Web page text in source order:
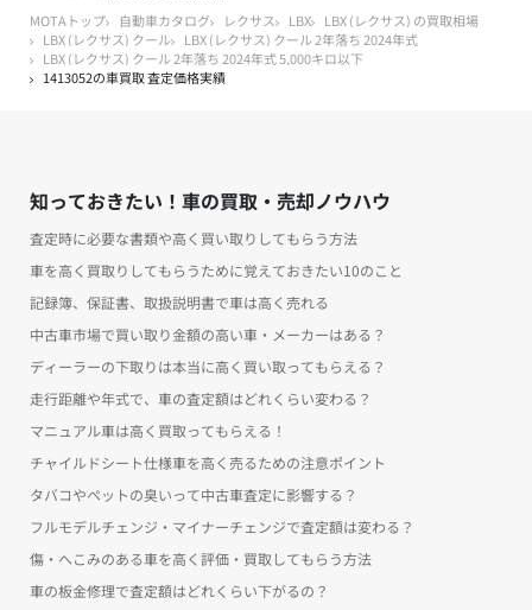
MOTAトップ
自動車カタログ レクサス LBX
LBX (レクサス) の買取相場
LBX (レクサス) クール
LBX (レクサス) クール 2年落ち 2024年式
LBX (レクサス) クール 2年落ち 2024年式 5,000キロ以下
1413052の車買取 査定価格実績
知っておきたい！車の買取・売却ノウハウ
査定時に必要な書類や高く買い取りしてもらう方法
車を高く買取りしてもらうために覚えておきたい10のこと
記録簿、保証書、取扱説明書で車は高く売れる
中古車市場で買い取り金額の高い車・メーカーはある？
ディーラーの下取りは本当に高く買い取ってもらえる？
走行距離や年式で、車の査定額はどれくらい変わる？
マニュアル車は高く買取ってもらえる！
チャイルドシート仕様車を高く売るための注意ポイント
タバコやペットの臭いって中古車査定に影響する？
フルモデルチェンジ・マイナーチェンジで査定額は変わる？
傷・へこみのある車を高く評価・買取してもらう方法
車の板金修理で査定額はどれくらい下がるの？